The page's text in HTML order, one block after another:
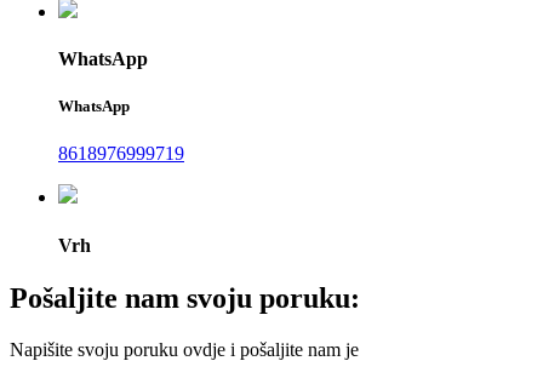
WhatsApp
WhatsApp
8618976999719
Vrh
Pošaljite nam svoju poruku:
Napišite svoju poruku ovdje i pošaljite nam je